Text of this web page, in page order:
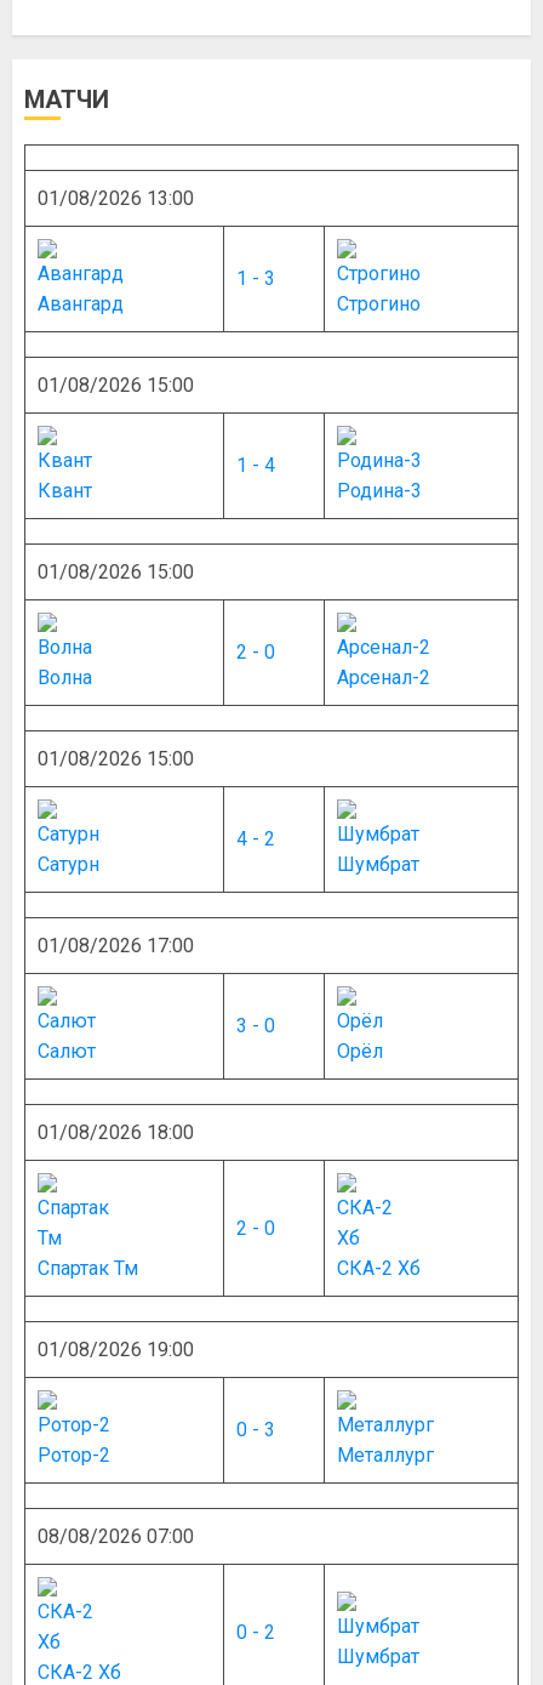
МАТЧИ
01/08/2026 13:00
Авангард
1 - 3
Строгино
01/08/2026 15:00
Квант
1 - 4
Родина-3
01/08/2026 15:00
Волна
2 - 0
Арсенал-2
01/08/2026 15:00
Сатурн
4 - 2
Шумбрат
01/08/2026 17:00
Салют
3 - 0
Орёл
01/08/2026 18:00
Спартак Тм
2 - 0
СКА-2 Хб
01/08/2026 19:00
Ротор-2
0 - 3
Металлург
08/08/2026 07:00
СКА-2 Хб
0 - 2
Шумбрат